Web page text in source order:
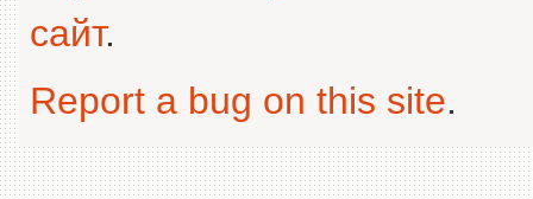
сайт.
Report a bug on this site.